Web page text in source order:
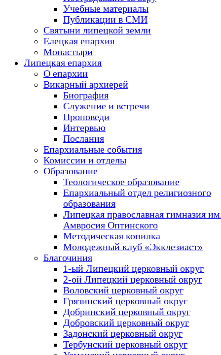
Учебные материалы
Публикации в СМИ
Святыни липецкой земли
Елецкая епархия
Монастыри
Липецкая епархия
О епархии
Викарный архиерей
Биография
Служение и встречи
Проповеди
Интервью
Послания
Епархиальные события
Комиссии и отделы
Образование
Теологическое образование
Епархиальный отдел религиозного
образования
Липецкая православная гимназия
Амвросия Оптинского
Методическая копилка
Молодежный клуб «Экклезиаст»
Благочиния
1-ый Липецкий церковный округ
2-ой Липецкий церковный округ
Воловский церковный округ
Грязинский церковный округ
Добринский церковный округ
Добровский церковный округ
Задонский церковный округ
Тербунский церковный округ